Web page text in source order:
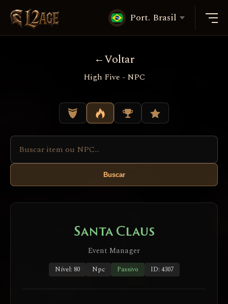
Port. Brasil
Voltar
High Five - NPC
Buscar
Santa Claus
Event Manager
Nível: 80 Npc Passivo ID: 4307